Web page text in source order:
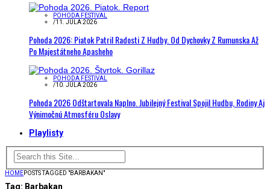
POHODA FESTIVAL
/11. JÚLA 2026
Pohoda 2026: Piatok Patril Radosti Z Hudby. Od Dychovky Z Rumunska Až
Po Majestátneho Apasheho
POHODA FESTIVAL
/10. JÚLA 2026
Pohoda 2026 Odštartovala Naplno. Jubilejný Festival Spojil Hudbu, Rodiny Aj
Výnimočnú Atmosféru Oslavy
Playlisty
HOMEPOSTS TAGGED "BARBAKAN"
Tag: Barbakan